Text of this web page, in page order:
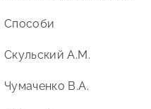
Способи
Скульский А.М.
Чумаченко В.А.